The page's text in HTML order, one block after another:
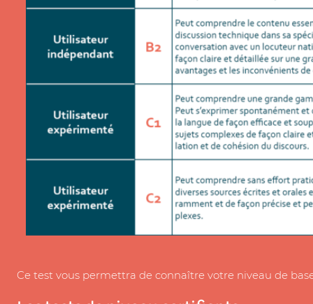
Ce test vous permettra de connaître votre niveau de